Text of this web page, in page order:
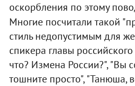
оскорбления по этому
Многие посчитали такой
стиль недопустимым для
спикера главы российского
что? Измена России?", "Вы
тошните просто", "Танюша,